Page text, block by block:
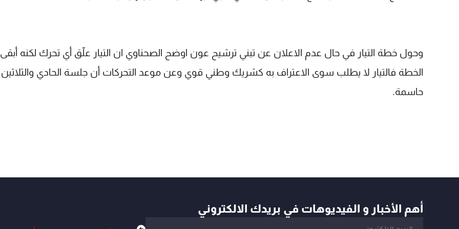
وحول خطة التيار في حال عدم الاعلان عن تبني ترشيح عون اوضح الصحناوي ان التيار علّق أي تحرك لكنه
الخطة فالتيار لا يطلب سوى الاعتراف به كشريك وطني قوي وعن موعد التحركات أن جلسة الحادي والثلاثين
حاسمة.
أهم الأخبار و الفيديوهات في بريدك الالكتروني